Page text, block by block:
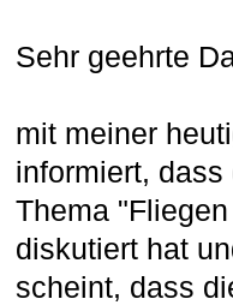
Sehr geehrte
mit meiner
informiert,
Thema
diskutiert hat
scheint, dass